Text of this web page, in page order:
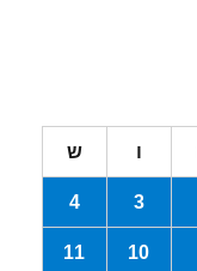
ו ש
3
4
10
11